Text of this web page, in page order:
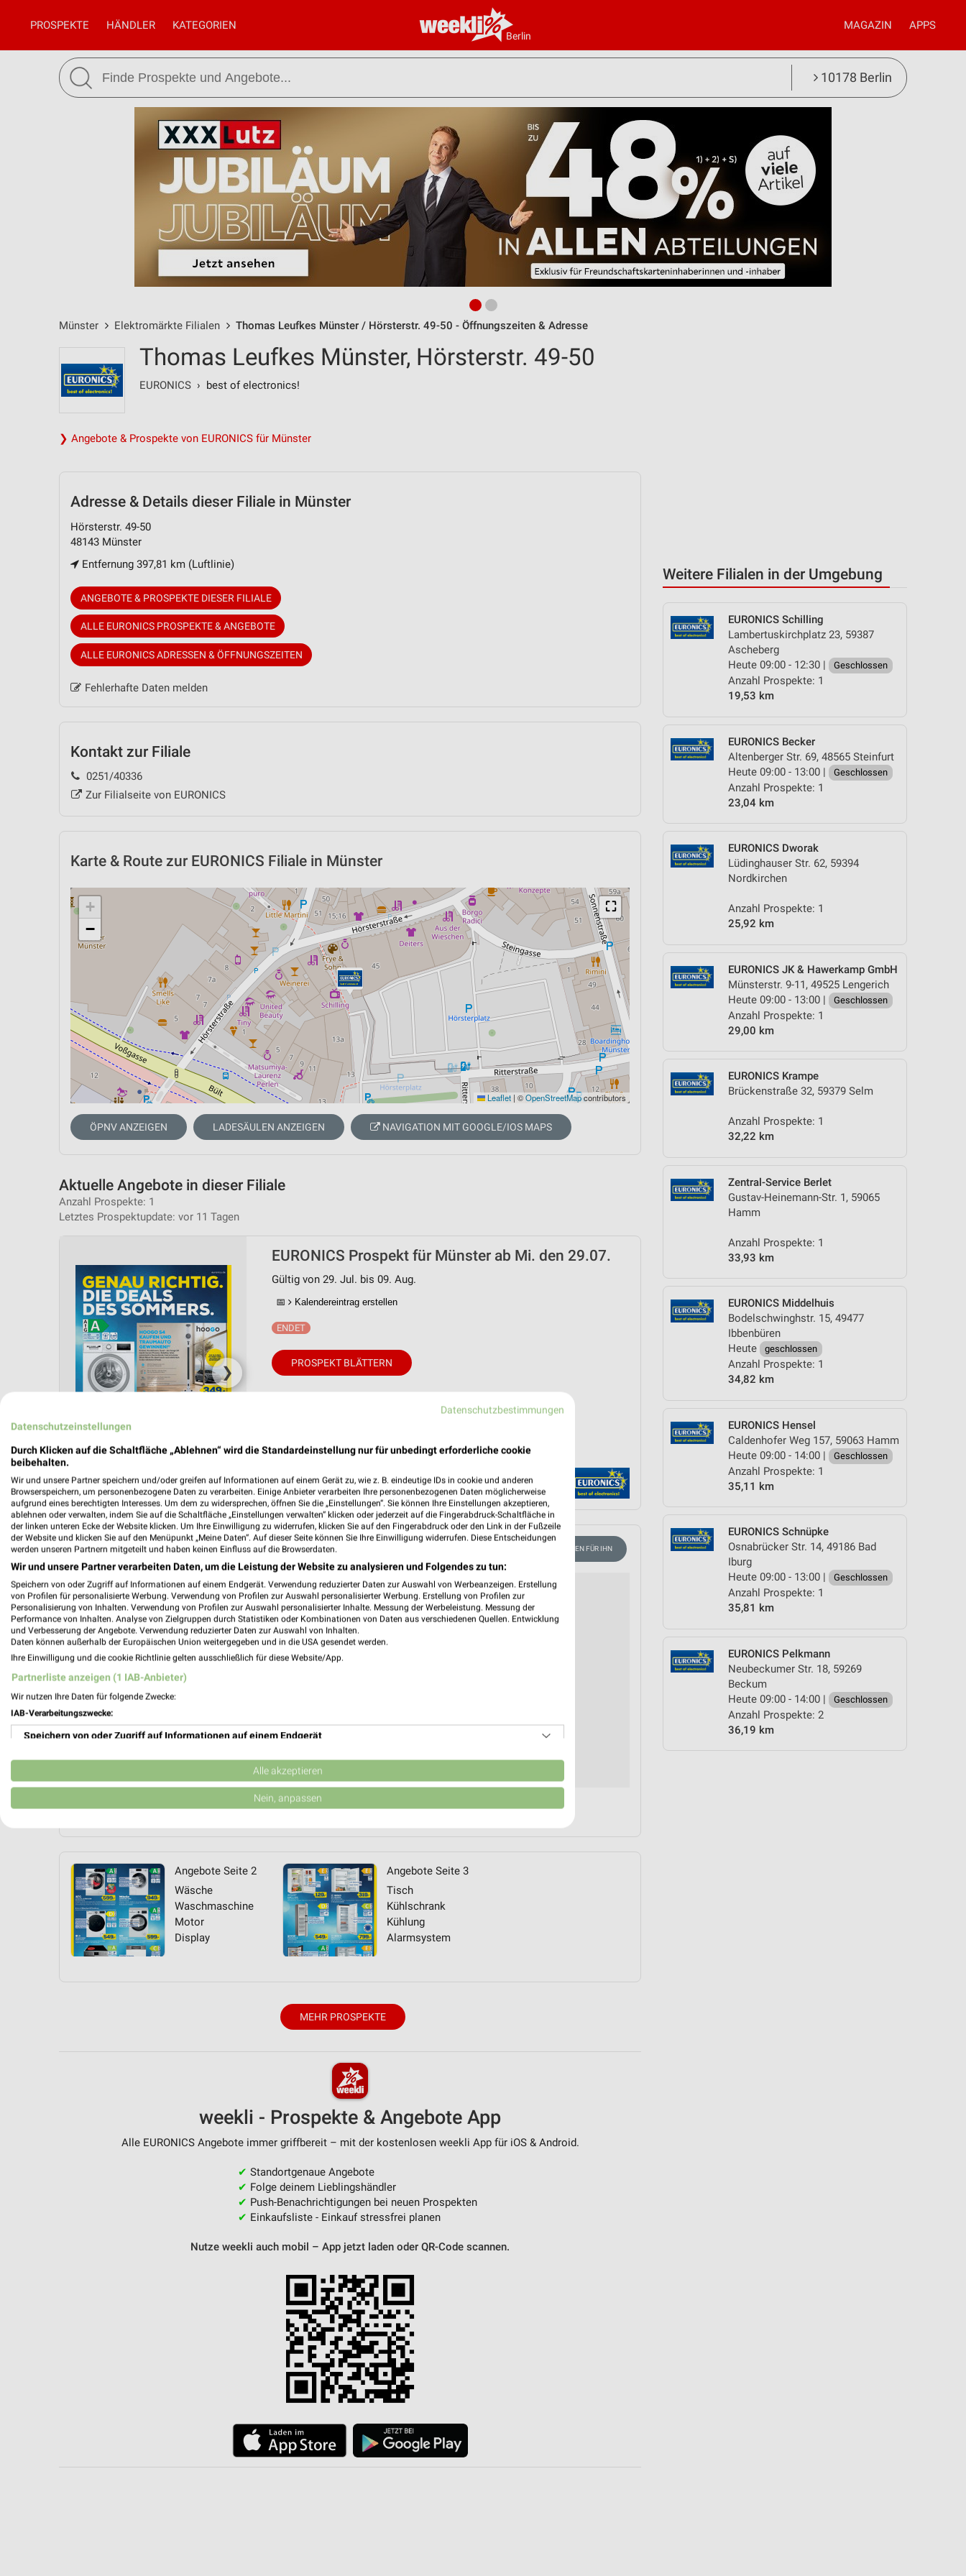
Berlin
PROSPEKTE HÄNDLER KATEGORIEN MAGAZIN APPS
10178 Berlin
Münster Elektromärkte Filialen Thomas Leufkes Münster / Hörsterstr. 49-50 - Öffnungszeiten & Adresse
Weitere Filialen in der Umgebung
EURONICS Schilling
Lambertuskirchplatz 23, 59387
Ascheberg
Heute 09:00 - 12:30 |
Geschlossen
Anzahl Prospekte: 1
19,53 km
EURONICS Becker
Altenberger Str. 69, 48565 Steinfurt
Heute 09:00 - 13:00 |
Geschlossen
Anzahl Prospekte: 1
23,04 km
EURONICS Dworak
Lüdinghauser Str. 62, 59394
Nordkirchen
Anzahl Prospekte: 1
25,92 km
EURONICS JK & Hawerkamp GmbH
Münsterstr. 9-11, 49525 Lengerich
Heute 09:00 - 13:00 |
Geschlossen
Anzahl Prospekte: 1
29,00 km
EURONICS Krampe
Brückenstraße 32, 59379 Selm
Anzahl Prospekte: 1
32,22 km
Zentral-Service Berlet
Gustav-Heinemann-Str. 1, 59065
Hamm
Anzahl Prospekte: 1
33,93 km
EURONICS Middelhuis
Bodelschwinghstr. 15, 49477
Ibbenbüren
Heute
geschlossen
Anzahl Prospekte: 1
34,82 km
EURONICS Hensel
Caldenhofer Weg 157, 59063 Hamm
Heute 09:00 - 14:00 |
Geschlossen
Anzahl Prospekte: 1
35,11 km
EURONICS Schnüpke
Osnabrücker Str. 14, 49186 Bad
Iburg
Heute 09:00 - 13:00 |
Geschlossen
Anzahl Prospekte: 1
35,81 km
EURONICS Pelkmann
Neubeckumer Str. 18, 59269
Beckum
Heute 09:00 - 14:00 |
Geschlossen
Anzahl Prospekte: 2
36,19 km
Thomas Leufkes Münster, Hörsterstr. 49-50
EURONICS › best of electronics!
❯ Angebote & Prospekte von EURONICS für Münster
Adresse & Details dieser Filiale in Münster
Hörsterstr. 49-50
48143 Münster
Entfernung 397,81 km (Luftlinie)
ANGEBOTE & PROSPEKTE DIESER FILIALE
ALLE EURONICS PROSPEKTE & ANGEBOTE
ALLE EURONICS ADRESSEN & ÖFFNUNGSZEITEN
Fehlerhafte Daten melden
Kontakt zur Filiale
0251/40336
Zur Filialseite von EURONICS
Karte & Route zur EURONICS Filiale in Münster
⛶
+
−
Leaflet | ©OpenStreetMapcontributors
ÖPNV ANZEIGEN LADESÄULEN ANZEIGEN NAVIGATION MIT GOOGLE/IOS MAPS
Aktuelle Angebote in dieser Filiale
Anzahl Prospekte: 1
Letztes Prospektupdate: vor 11 Tagen
❯
EURONICS Prospekt für Münster ab Mi. den 29.07.
Gültig von 29. Jul. bis 09. Aug.
📅 Kalendereintrag erstellen
PROSPEKT BLÄTTERN
HANDY & SMARTPHONE FERNSEHER KAFFEE WASCHMASCHINEN, TROCKNER & KÜHLSCHRANK GESCHENKIDEEN FÜR IHN ANGEBOTE FÜR DIE SILVESTER-PARTY
Jetzt alle "Handy & Smartphone" Themen entdecken!
Angebote Seite 2
Wäsche
Waschmaschine
Motor
Display
Angebote Seite 3
Tisch
Kühlschrank
Kühlung
Alarmsystem
MEHR PROSPEKTE
weekli - Prospekte & Angebote App
Alle EURONICS Angebote immer griffbereit – mit der kostenlosen weekli App für iOS & Android.
✔ Standortgenaue Angebote
✔ Folge deinem Lieblingshändler
✔ Push-Benachrichtigungen bei neuen Prospekten
✔ Einkaufsliste - Einkauf stressfrei planen
Nutze weekli auch mobil – App jetzt laden oder QR-Code scannen.
Datenschutzbestimmungen
Datenschutzeinstellungen
Durch Klicken auf die Schaltfläche „Ablehnen“ wird die Standardeinstellung nur für unbedingt erforderliche cookie
beibehalten.
Wir und unsere Partner speichern und/oder greifen auf Informationen auf einem Gerät zu, wie z. B. eindeutige IDs in cookie und anderen
Browserspeichern, um personenbezogene Daten zu verarbeiten. Einige Anbieter verarbeiten Ihre personenbezogenen Daten möglicherweise
aufgrund eines berechtigten Interesses. Um dem zu widersprechen, öffnen Sie die „Einstellungen“. Sie können Ihre Einstellungen akzeptieren,
ablehnen oder verwalten, indem Sie auf die Schaltfläche „Einstellungen verwalten“ klicken oder jederzeit auf die Fingerabdruck-Schaltfläche in
der linken unteren Ecke der Website klicken. Um Ihre Einwilligung zu widerrufen, klicken Sie auf den Fingerabdruck oder den Link in der Fußzeile
der Website und klicken Sie auf den Menüpunkt „Meine Daten“. Auf dieser Seite können Sie Ihre Einwilligung widerrufen. Diese Entscheidungen
werden unseren Partnern mitgeteilt und haben keinen Einfluss auf die Browserdaten.
Wir und unsere Partner verarbeiten Daten, um die Leistung der Website zu analysieren und Folgendes zu tun:
Speichern von oder Zugriff auf Informationen auf einem Endgerät. Verwendung reduzierter Daten zur Auswahl von Werbeanzeigen. Erstellung
von Profilen für personalisierte Werbung. Verwendung von Profilen zur Auswahl personalisierter Werbung. Erstellung von Profilen zur
Personalisierung von Inhalten. Verwendung von Profilen zur Auswahl personalisierter Inhalte. Messung der Werbeleistung. Messung der
Performance von Inhalten. Analyse von Zielgruppen durch Statistiken oder Kombinationen von Daten aus verschiedenen Quellen. Entwicklung
und Verbesserung der Angebote. Verwendung reduzierter Daten zur Auswahl von Inhalten.
Daten können außerhalb der Europäischen Union weitergegeben und in die USA gesendet werden.
Ihre Einwilligung und die cookie Richtlinie gelten ausschließlich für diese Website/App.
Partnerliste anzeigen (1 IAB-Anbieter)
Wir nutzen Ihre Daten für folgende Zwecke:
IAB-Verarbeitungszwecke:
Speichern von oder Zugriff auf Informationen auf einem Endgerät
Verwendung reduzierter Daten zur Auswahl von Werbeanzeigen
Erstellung von Profilen für personalisierte Werbung
Verwendung von Profilen zur Auswahl personalisierter Inhalte
Messung der Werbeleistung
Messung der Performance von Inhalten
Geräte anhand von aktiv angeforderten Informationen identifizieren
Nicht-IAB-Verarbeitungszwecke:
Alle akzeptieren
Nein, anpassen